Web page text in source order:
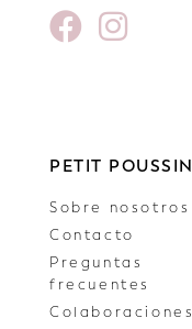
PETIT POUSSIN
Sobre nosotros
Contacto
Preguntas
frecuentes
Colaboraciones